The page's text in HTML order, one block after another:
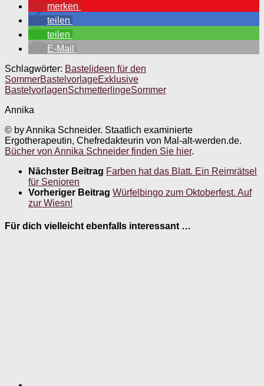
merken
teilen
teilen
E-Mail
Schlagwörter: Bastelideen für den
SommerBastelvorlageExklusive
BastelvorlagenSchmetterlingeSommer
Annika
© by Annika Schneider. Staatlich examinierte
Ergotherapeutin, Chefredakteurin von Mal-alt-werden.de.
Bücher von Annika Schneider finden Sie hier.
Nächster Beitrag Farben hat das Blatt. Ein Reimrätsel
für Senioren
Vorheriger Beitrag Würfelbingo zum Oktoberfest. Auf
zur Wiesn!
Für dich vielleicht ebenfalls interessant …